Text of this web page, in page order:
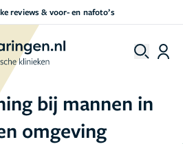
een afspraak maken
bij mannen in
omgeving